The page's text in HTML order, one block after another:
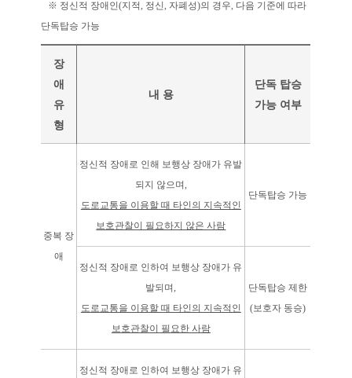
※ 정신적 장애인(지적, 정신, 자폐성)의 경우, 다음 기준에 따라
단독탑승 가능
장
애
유
형
내 용
단독 탑승
가능 여부
중복 장
애
정신적 장애로 인해 보행상 장애가 유발
되지 않으며,
도로교통을 이용할 때 타인의 지속적인
보호관찰이 필요하지 않은 사람
단독탑승 가능
정신적 장애로 인하여 보행상 장애가 유
발되며,
도로교통을 이용할 때 타인의 지속적인
보호관찰이 필요한 사람
단독탑승 제한
(보호자 동승)
정신적 장애로 인하여 보행상 장애가 유